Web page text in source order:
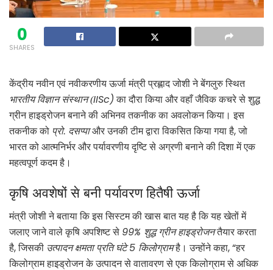
0
SHARES
केंद्रीय नवीन एवं नवीकरणीय ऊर्जा मंत्री प्रह्लाद जोशी ने बेंगलुरु स्थित
भारतीय विज्ञान संस्थान (IISc) का दौरा किया और वहाँ जैविक कचरे से शुद्ध
ग्रीन हाइड्रोजन बनाने की अभिनव तकनीक का अवलोकन किया। इस
तकनीक को प्रो. दसप्पा और उनकी टीम द्वारा विकसित किया गया है,जो
भारत को आत्मनिर्भर और पर्यावरणीय दृष्टि से अग्रणी बनाने की दिशा में एक
महत्वपूर्ण कदम है।
कृषि अवशेषों से बनी पर्यावरण हितैषी ऊर्जा
मंत्री जोशी ने बताया कि इस सिस्टम की खास बात यह है कि यह खेतों में
जलाए जाने वाले कृषि अपशिष्ट से 99% शुद्ध ग्रीन हाइड्रोजन तैयार करता
है,जिसकी उत्पादन क्षमता प्रति घंटे5 किलोग्राम है। उन्होंने कहा, “हर
किलोग्राम हाइड्रोजन के उत्पादन से वातावरण से एक किलोग्राम से अधिक